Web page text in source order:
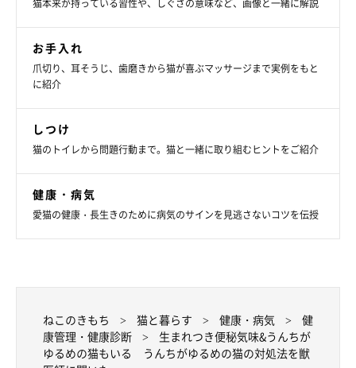
猫本来が持っている習性や、しぐさの意味など、画像と一緒に解説
お手入れ
爪切り、耳そうじ、歯磨きから猫が喜ぶマッサージまで実例をもと
に紹介
しつけ
猫のトイレから問題行動まで。猫と一緒に取り組むヒントをご紹介
健康・病気
愛猫の健康・長生きのために病気のサインを見逃さないコツを伝授
ねこのきもち 猫と暮らす 健康・病気
健
康管理・健康診断
生まれつき便秘気味&うんちが
ゆるめの猫もいる うんちがゆるめの猫の対処法を獣